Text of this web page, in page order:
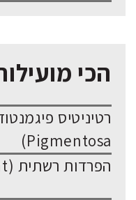
הכי
Pigmentosa)
הפרדות רשתית (Retinal Detachment)